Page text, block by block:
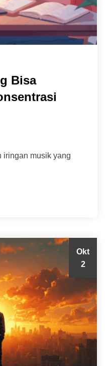
Bisa
iringan musik yang
Okt
2